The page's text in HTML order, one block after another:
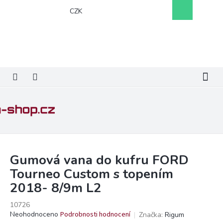
CZK
košík
Gumová vana do kufru FORD
Tourneo Custom s topením
2018- 8/9m L2
10726
Průměrné
Neohodnoceno Podrobnosti hodnocení Značka: Rigum